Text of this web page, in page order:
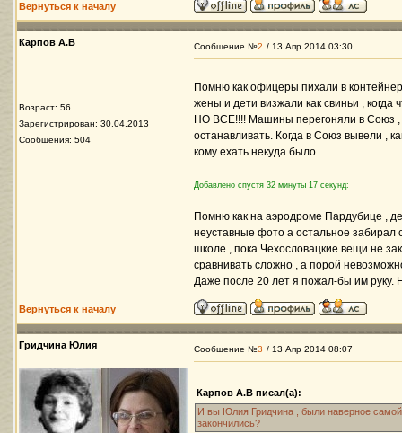
Вернуться к началу
Карпов А.В
Возраст: 56
Зарегистрирован: 30.04.2013
Сообщения: 504
Сообщение №2 / 13 Апр 2014 03:30
Помню как офицеры пихали в
жены и дети визжали как свиньи ,
НО ВСЕ!!!! Машины перегоняли в Союз ,
останавливать. Когда в Союз вывели ,
кому ехать некуда было.
Добавлено спустя 32 минуты 17 секунд:
Помню как на аэродроме Пардубице ,
неуставные фото а остальное
школе , пока Чехословацкие вещи не
сравнивать сложно , а порой
Даже после 20 лет я пожал-бы им руку.
Вернуться к началу
Гридчина Юлия Сообщение №3 / 13 Апр 2014 08:07
Карпов А.В писал(а):
И вы Юлия Гридчина , были наверное
закончились?